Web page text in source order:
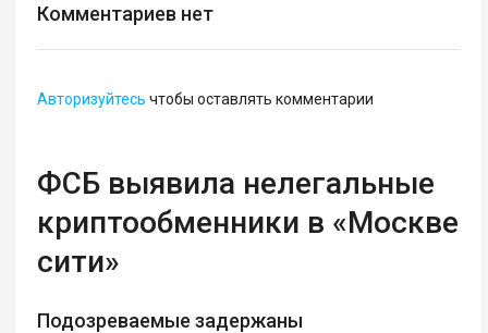
Комментариев нет
Авторизуйтесь чтобы оставлять комментарии
ФСБ выявила нелегальные
криптообменники в «Москве
сити»
Подозреваемые задержаны